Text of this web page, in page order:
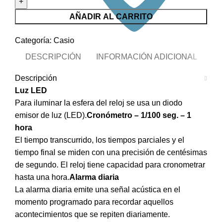
cantidad
AÑADIR AL CARRITO
Categoría: Casio
DESCRIPCIÓN
INFORMACIÓN ADICIONAL
Descripción
Luz LED
Para iluminar la esfera del reloj se usa un diodo
emisor de luz (LED).Cronómetro – 1/100 seg. – 1
hora
El tiempo transcurrido, los tiempos parciales y el
tiempo final se miden con una precisión de centésimas
de segundo. El reloj tiene capacidad para cronometrar
hasta una hora.Alarma diaria
La alarma diaria emite una señal acústica en el
momento programado para recordar aquellos
acontecimientos que se repiten diariamente.